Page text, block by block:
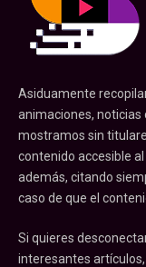
Asiduamente
animaciones, noticias
mostramos sin
contenido accesible
además, citando
caso de que el
Si quieres
interesantes